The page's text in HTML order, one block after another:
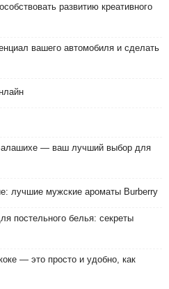
развитию креативного
вашего автомобиля и сделать
— ваш лучший выбор для
лучшие мужские ароматы Burberry
постельного белья: секреты
— это просто и удобно, как